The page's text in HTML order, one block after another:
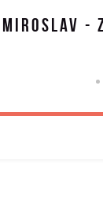
Miroslav -